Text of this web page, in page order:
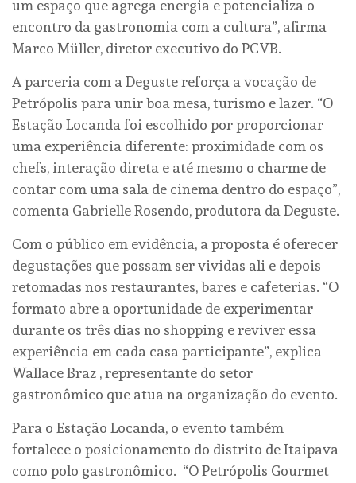
um espaço que agrega energia e potencializa o
encontro da gastronomia com a cultura”, afirma
Marco Müller, diretor executivo do PCVB.
A parceria com a Deguste reforça a vocação de
Petrópolis para unir boa mesa, turismo e lazer. “O
Estação Locanda foi escolhido por proporcionar
uma experiência diferente: proximidade com os
chefs, interação direta e até mesmo o charme de
contar com uma sala de cinema dentro do espaço”,
comenta Gabrielle Rosendo, produtora da Deguste.
Com o público em evidência, a proposta é oferecer
degustações que possam ser vividas ali e depois
retomadas nos restaurantes, bares e cafeterias. “O
formato abre a oportunidade de experimentar
durante os três dias no shopping e reviver essa
experiência em cada casa participante”, explica
Wallace Braz , representante do setor
gastronômico que atua na organização do evento.
Para o Estação Locanda, o evento também
fortalece o posicionamento do distrito de Itaipava
como polo gastronômico. “O Petrópolis Gourmet